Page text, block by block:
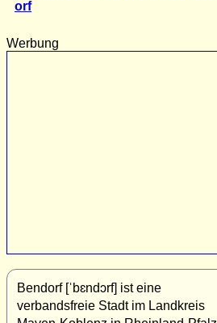
orf
Werbung
Bendorf [ˈbɛndɔrf] ist eine
verbandsfreie Stadt im Landkreis